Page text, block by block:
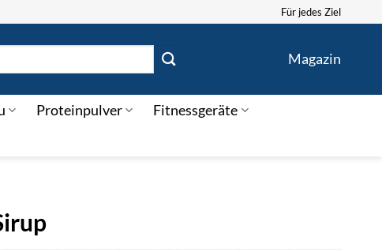
Für jedes Ziel
Magazin
Proteinpulver
Fitnessgeräte